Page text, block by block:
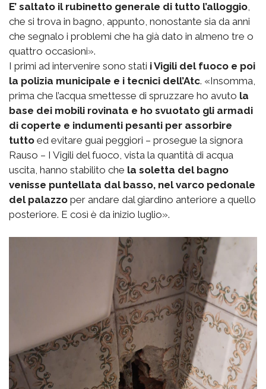
E’ saltato il rubinetto generale di tutto l’alloggio,
che si trova in bagno, appunto, nonostante sia da anni
che segnalo i problemi che ha già dato in almeno tre o
quattro occasioni».
I primi ad intervenire sono stati i Vigili del fuoco e poi
la polizia municipale e i tecnici dell’Atc. «Insomma,
prima che l’acqua smettesse di spruzzare ho avuto la
base dei mobili rovinata e ho svuotato gli armadi
di coperte e indumenti pesanti per assorbire
tutto ed evitare guai peggiori – prosegue la signora
Rauso – I Vigili del fuoco, vista la quantità di acqua
uscita, hanno stabilito che la soletta del bagno
venisse puntellata dal basso, nel varco pedonale
del palazzo per andare dal giardino anteriore a quello
posteriore. E così è da inizio luglio».